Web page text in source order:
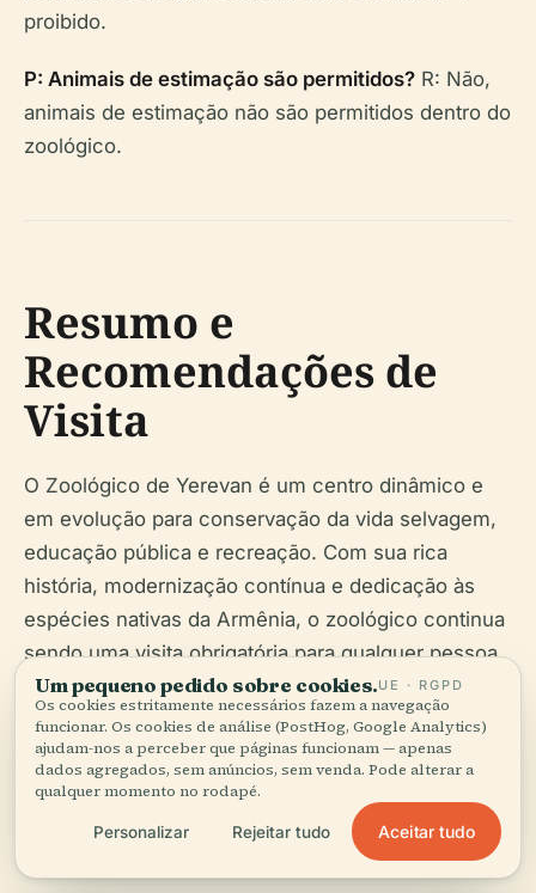
proibido.
P: Animais de estimação são permitidos? R: Não,
animais de estimação não são permitidos dentro do
zoológico.
Resumo e
Recomendações de
Visita
O Zoológico de Yerevan é um centro dinâmico e
em evolução para conservação da vida selvagem,
educação pública e recreação. Com sua rica
história, modernização contínua e dedicação às
espécies nativas da Armênia, o zoológico continua
sendo uma visita obrigatória para qualquer pessoa
que visite Yerevan. As instalações são adequadas
para famílias e acessíveis, e uma variedade de
eventos educativos e comunitários tornam cada
visita única. Ao apoiar o Zoológico de Yerevan, os
visitantes contribuem para a conservação e o
aprimoramento do legado ecológico da Armênia.
Um pequeno pedido sobre cookies.UE · RGPD
Os cookies estritamente necessários fazem a navegação
funcionar. Os cookies de análise (PostHog, Google Analytics)
ajudam-nos a perceber que páginas funcionam — apenas
dados agregados, sem anúncios, sem venda. Pode alterar a
qualquer momento no rodapé.
Personalizar Rejeitar tudo Aceitar tudo